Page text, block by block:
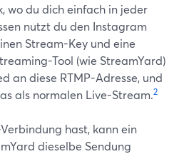
wo du dich einfach in jeder
nutzt du den Instagram
Stream-Key und eine
Tool (wie StreamYard)
an diese RTMP-Adresse, und
als normalen Live-Stream.2
hast, kann ein
dieselbe Sendung